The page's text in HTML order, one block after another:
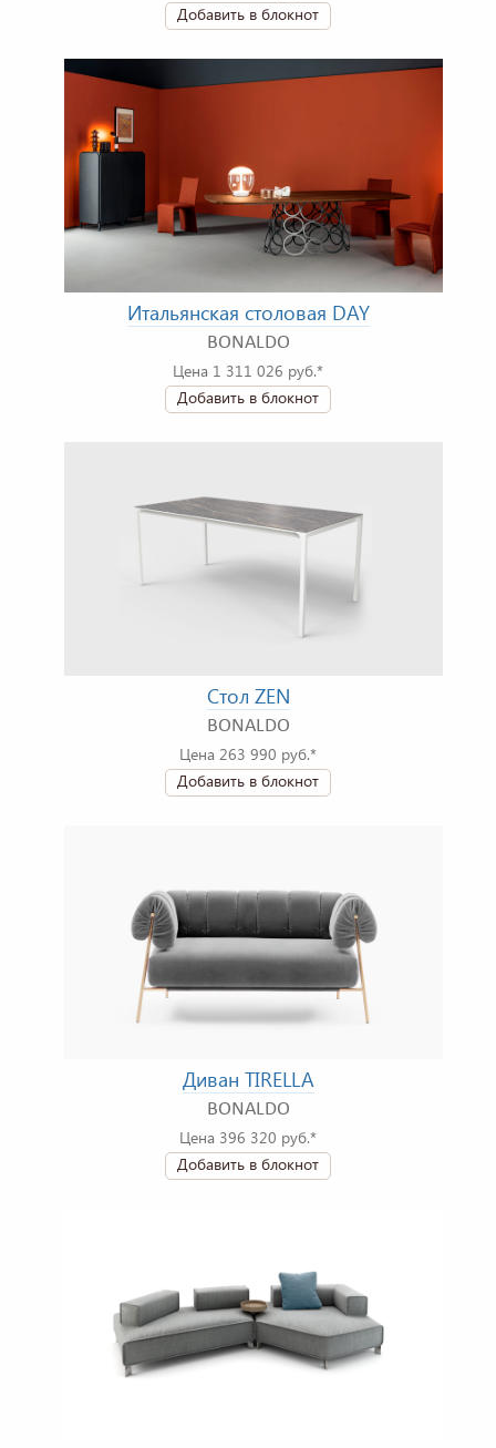
Добавить в блокнот
Итальянская столовая DAY
BONALDO
Цена 1 311 026 руб.*
Добавить в блокнот
Стол ZEN
BONALDO
Цена 263 990 руб.*
Добавить в блокнот
Диван TIRELLA
BONALDO
Цена 396 320 руб.*
Добавить в блокнот